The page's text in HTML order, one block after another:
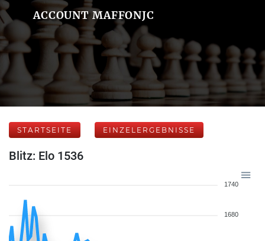
ACCOUNT MAFFONJC
STARTSEITE EINZELERGEBNISSE
Blitz: Elo 1536
1740
1680